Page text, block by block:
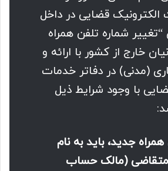
الکترونیک قضایی در داخل
شماره تلفن همراه
خارج از کشور با ارائه و
(مدنی) در دفاتر خدمات
با وجود شرایط ذیل
جدید، باید به نام
(مالک حساب